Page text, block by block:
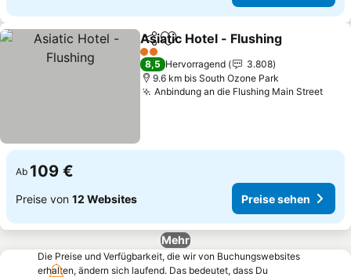
TeilenZu Favoriten hinzufügen
Asiatic Hotel - Flushing
2 Sterne
8,5 Hervorragend
3.808
9.6 km bis South Ozone Park
Anbindung an die Flushing Main Street
Ab 109 €
Preise von 12 Websites Preise sehen
Mehr
Die Preise und Verfügbarkeit, die wir von Buchungswebsites
erhalten, ändern sich laufend. Das bedeutet, dass Du